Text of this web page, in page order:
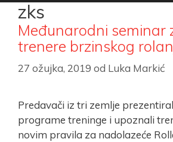
zks
Međunarodni seminar
trenere brzinskog
27 ožujka, 2019 od Luka Markić
Predavači iz tri zemlje
programe treninge i upoznali
novim pravila za nadolazeće